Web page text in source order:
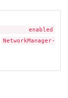
enabled
NetworkManager-